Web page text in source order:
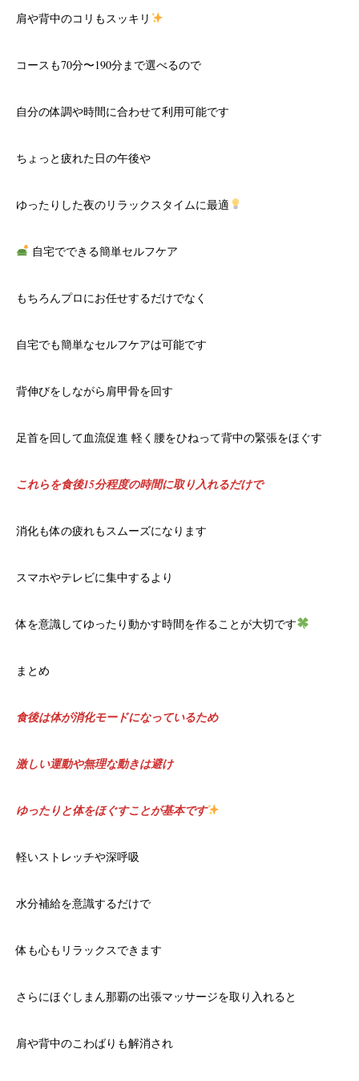
肩や背中のコリもスッキリ
コースも70分〜190分まで選べるので
自分の体調や時間に合わせて利用可能です
ちょっと疲れた日の午後や
ゆったりした夜のリラックスタイムに最適
自宅でできる簡単セルフケア
もちろんプロにお任せするだけでなく
自宅でも簡単なセルフケアは可能です
背伸びをしながら肩甲骨を回す
足首を回して血流促進 軽く腰をひねって背中の緊張をほぐす
これらを食後15分程度の時間に取り入れるだけで
消化も体の疲れもスムーズになります
スマホやテレビに集中するより
体を意識してゆったり動かす時間を作ることが大切です
まとめ
食後は体が消化モードになっているため
激しい運動や無理な動きは避け
ゆったりと体をほぐすことが基本です
軽いストレッチや深呼吸
水分補給を意識するだけで
体も心もリラックスできます
さらにほぐしまん那覇の出張マッサージを取り入れると
肩や背中のこわばりも解消され